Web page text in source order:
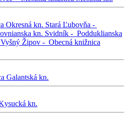
Okresná kn. Stará Ľubovňa -
kn. Svidník - Podduklianska
Vyšný Žipov - Obecná knižnica
Galantská kn.
kn.